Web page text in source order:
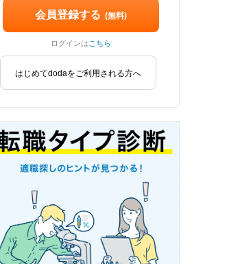
会員登録する (無料)
ログインは こちら
はじめてdodaをご利用される方へ